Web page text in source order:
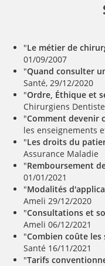
"Le métier de
01/09/2007
"Quand consulter
Santé, 29/12/2020
"Ordre, Éthique et
Chirurgiens
"Comment devenir
les enseignements
"Les droits du
Assurance Maladie
"Remboursement
01/01/2021
"Modalités
Ameli 29/12/2020
"Consultations et
Ameli 06/12/2021
"Combien coûte les
Santé 16/11/2021
"Tarifs